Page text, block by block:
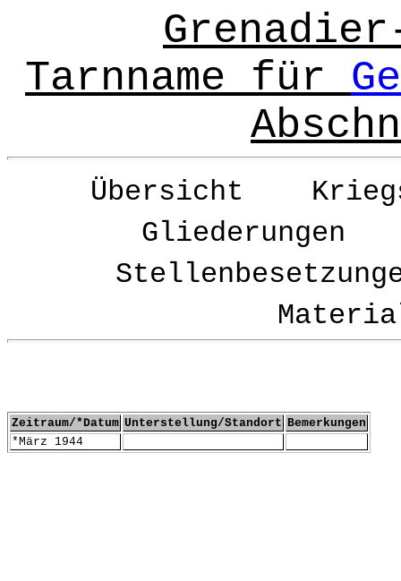
Tarnname für
Übersicht
Gliederungen
Zeitraum/*Datum Unterstellung/Standort Bemerkungen
*März 1944